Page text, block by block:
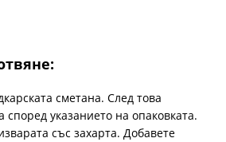
сметана. След това
според указанието на опаковката.
със захарта. Добавете